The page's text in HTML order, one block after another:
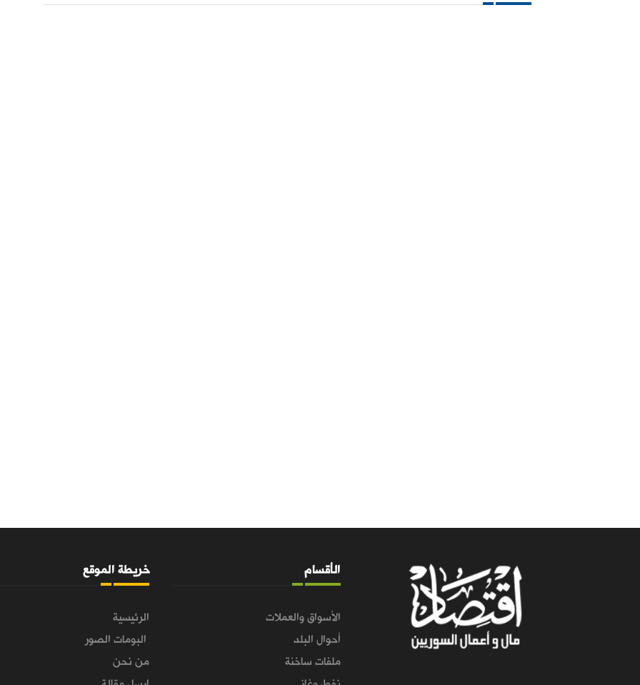
الأقسام
الأسواق والعملات
أحوال البلد
ملفات ساخنة
خريطة الموقع
الرئيسية
البومات الصور
من نحن